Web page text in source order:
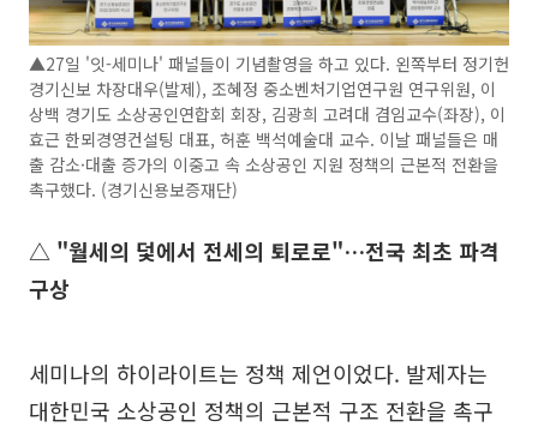
▲27일 '잇-세미나' 패널들이 기념촬영을 하고 있다. 왼쪽부터 정기헌
경기신보 차장대우(발제), 조혜정 중소벤처기업연구원 연구위원, 이
상백 경기도 소상공인연합회 회장, 김광희 고려대 겸임교수(좌장), 이
효근 한뫼경영컨설팅 대표, 허훈 백석예술대 교수. 이날 패널들은 매
출 감소·대출 증가의 이중고 속 소상공인 지원 정책의 근본적 전환을
촉구했다. (경기신용보증재단)
△ "월세의 덫에서 전세의 퇴로로"…전국 최초 파격
구상
세미나의 하이라이트는 정책 제언이었다. 발제자는
대한민국 소상공인 정책의 근본적 구조 전환을 촉구